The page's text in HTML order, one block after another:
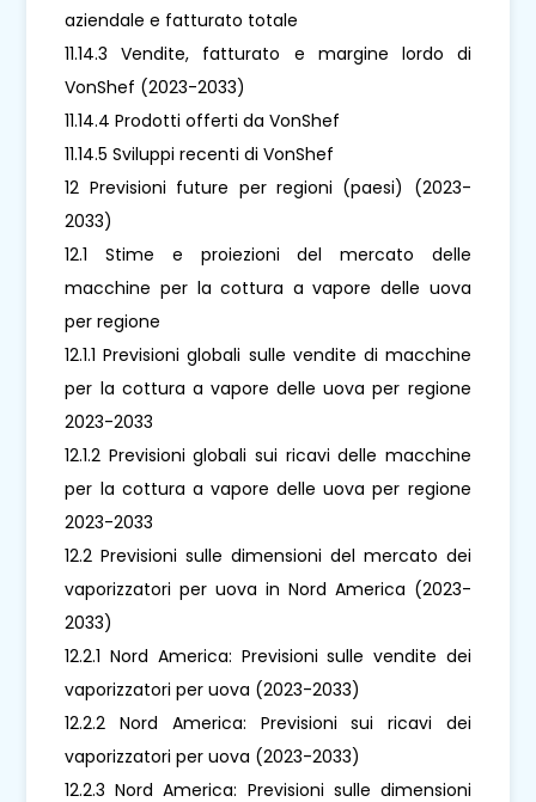
aziendale e fatturato totale
11.14.3 Vendite, fatturato e margine lordo di
VonShef (2023-2033)
11.14.4 Prodotti offerti da VonShef
11.14.5 Sviluppi recenti di VonShef
12 Previsioni future per regioni (paesi) (2023-
2033)
12.1 Stime e proiezioni del mercato delle
macchine per la cottura a vapore delle uova
per regione
12.1.1 Previsioni globali sulle vendite di macchine
per la cottura a vapore delle uova per regione
2023-2033
12.1.2 Previsioni globali sui ricavi delle macchine
per la cottura a vapore delle uova per regione
2023-2033
12.2 Previsioni sulle dimensioni del mercato dei
vaporizzatori per uova in Nord America (2023-
2033)
12.2.1 Nord America: Previsioni sulle vendite dei
vaporizzatori per uova (2023-2033)
12.2.2 Nord America: Previsioni sui ricavi dei
vaporizzatori per uova (2023-2033)
12.2.3 Nord America: Previsioni sulle dimensioni